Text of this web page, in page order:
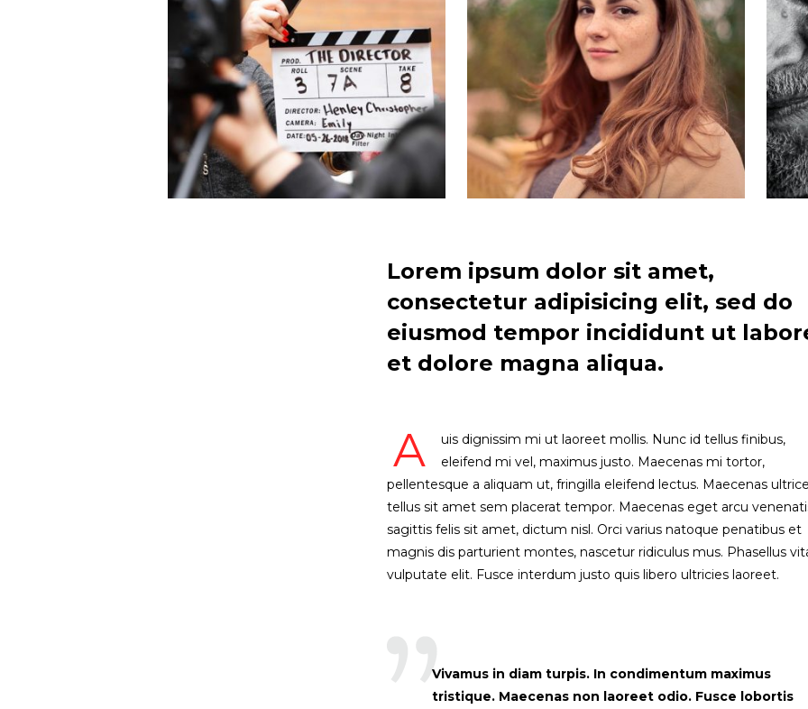
Lorem ipsum dolor sit amet,
consectetur adipisicing elit, sed do
eiusmod tempor incididunt ut
et dolore magna aliqua.
A
uis dignissim mi ut laoreet mollis. Nunc id tellus finibus,
eleifend mi vel, maximus justo. Maecenas mi tortor,
pellentesque a aliquam ut, fringilla eleifend lectus. Maecenas
tellus sit amet sem placerat tempor. Maecenas eget arcu
sagittis felis sit amet, dictum nisl. Orci varius natoque penatibus et
magnis dis parturient montes, nascetur ridiculus mus. Phasellus
vulputate elit. Fusce interdum justo quis libero ultricies laoreet.
Vivamus in diam turpis. In condimentum maximus
tristique. Maecenas non laoreet odio. Fusce lobortis